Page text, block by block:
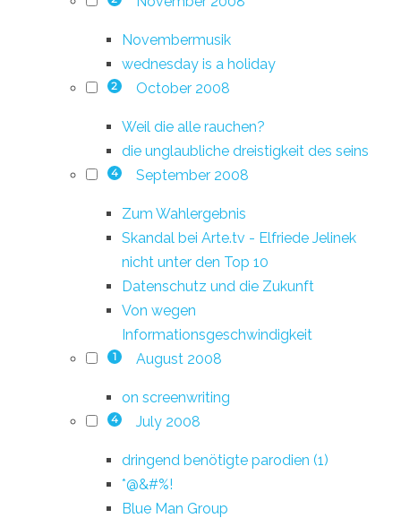
Novembermusik
wednesday is a holiday
2 October 2008
Weil die alle rauchen?
die unglaubliche dreistigkeit des seins
4 September 2008
Zum Wahlergebnis
Skandal bei Arte.tv - Elfriede Jelinek
nicht unter den Top 10
Datenschutz und die Zukunft
Von wegen
Informationsgeschwindigkeit
1 August 2008
on screenwriting
4 July 2008
dringend benötigte parodien (1)
*@&#%!
Blue Man Group